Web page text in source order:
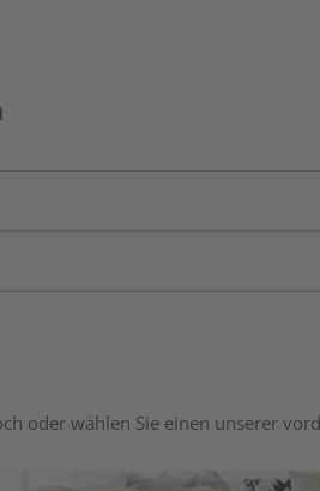
oder wählen Sie einen unserer